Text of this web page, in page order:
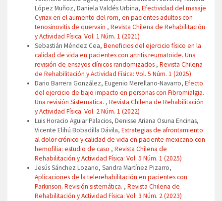
López Muñoz, Daniela Valdés Urbina, Efectividad del masaje
Cyriax en el aumento del rom, en pacientes adultos con
tenosinovitis de quervain , Revista Chilena de Rehabilitación
y Actividad Física: Vol. 1 Núm. 1 (2021)
Sebastián Méndez Cea, Beneficios del ejercicio físico en la
calidad de vida en pacientes con artritis reumatoide. Una
revisión de ensayos clínicos randomizados , Revista Chilena
de Rehabilitación y Actividad Física: Vol. 5 Núm. 1 (2025)
Dario Barrera González, Eugenio Merellano-Navarro, Efecto
del ejercicio de bajo impacto en personas con Fibromialgia.
Una revisión Sistematica. , Revista Chilena de Rehabilitación
y Actividad Física: Vol. 2 Núm. 1 (2022)
Luis Horacio Aguiar Palacios, Denisse Ariana Osuna Encinas,
Vicente Elihú Bobadilla Dávila, Estrategias de afrontamiento
al dolor crónico y calidad de vida en paciente mexicano con
hemofilia: estudio de caso , Revista Chilena de
Rehabilitación y Actividad Física: Vol. 5 Núm. 1 (2025)
Jesús Sánchez Lozano, Sandra Martínez Pizarro,
Aplicaciones de la telerehabilitación en pacientes con
Parkinson. Revisión sistemática. , Revista Chilena de
Rehabilitación y Actividad Física: Vol. 3 Núm. 2 (2023)